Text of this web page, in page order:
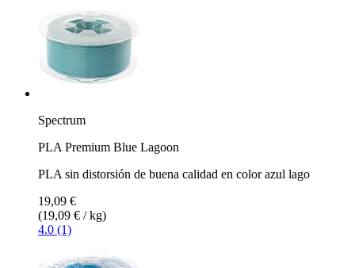
Spectrum
PLA Premium Blue Lagoon
PLA sin distorsión de buena calidad en color azul lago
19,09 €
(19,09 € / kg)
4.0 (1)